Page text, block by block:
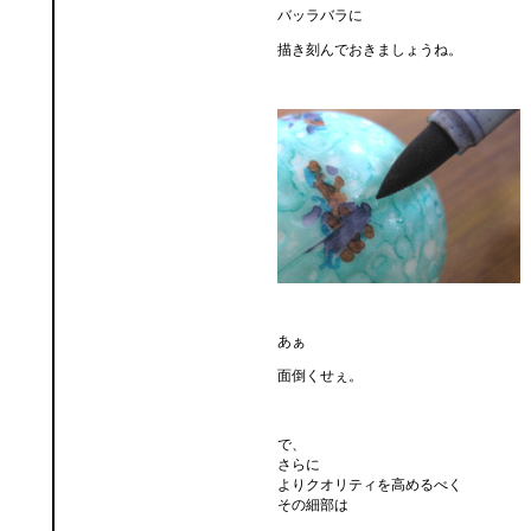
バッラバラに
描き刻んでおきましょうね。
あぁ
面倒くせぇ。
で、
さらに
よりクオリティを高めるべく
その細部は